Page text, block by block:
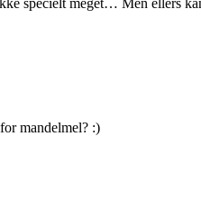
specielt meget… Men ellers
mandelmel? :)